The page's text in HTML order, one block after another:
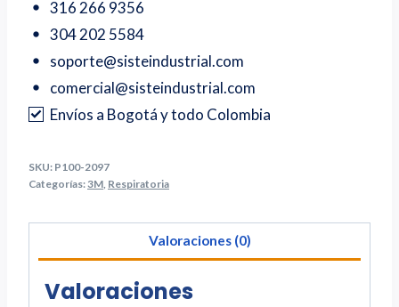
316 266 9356
304 202 5584
soporte@sisteindustrial.com
comercial@sisteindustrial.com
Envíos a Bogotá y todo Colombia
SKU: P100-2097
Categorías:3M Respiratoria
Valoraciones (0)
Valoraciones